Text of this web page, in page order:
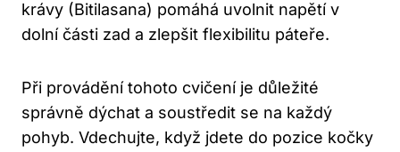
krávy (Bitilasana) pomáhá uvolnit napětí v‍
dolní části zad a zlepšit ⁢flexibilitu ‍páteře.
Při provádění tohoto cvičení je důležité
správně dýchat a soustředit​ se na​ každý
pohyb. ‍Vdechujte, když ⁤jdete do pozice‌ kočky